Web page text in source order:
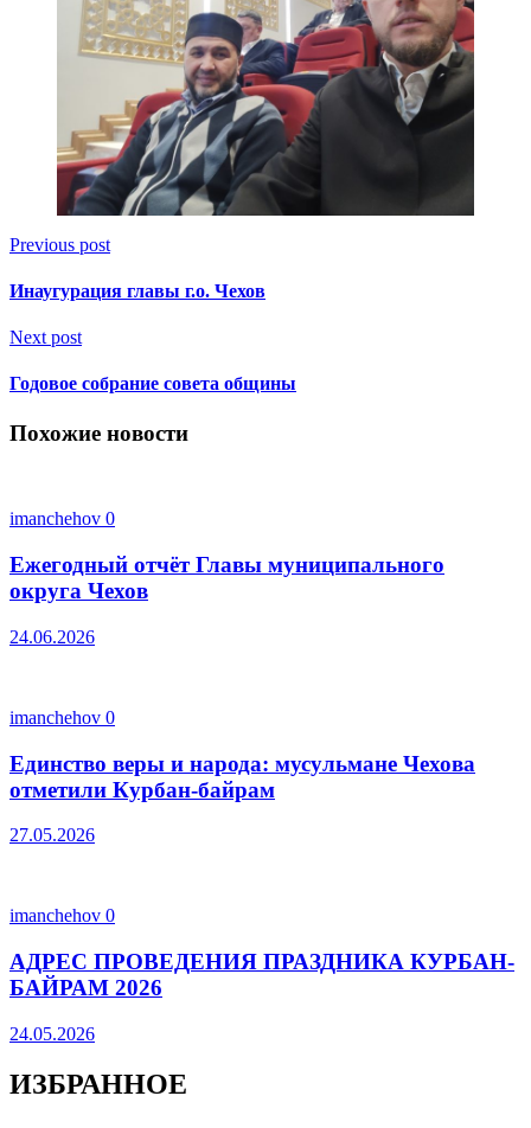
Previous post
Инаугурация главы г.о. Чехов
Next post
Годовое собрание совета общины
Похожие новости
imanchehov 0
Ежегодный отчёт Главы муниципального
округа Чехов
24.06.2026
imanchehov 0
Единство веры и народа: мусульмане Чехова
отметили Курбан-байрам
27.05.2026
imanchehov 0
АДРЕС ПРОВЕДЕНИЯ ПРАЗДНИКА КУРБАН-
БАЙРАМ 2026
24.05.2026
ИЗБРАННОЕ